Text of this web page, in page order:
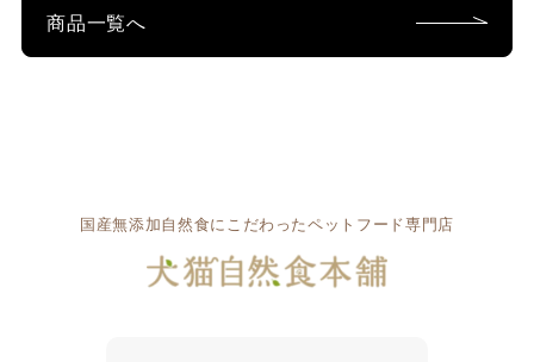
商品一覧へ
国産無添加自然食にこだわったペットフード専門店